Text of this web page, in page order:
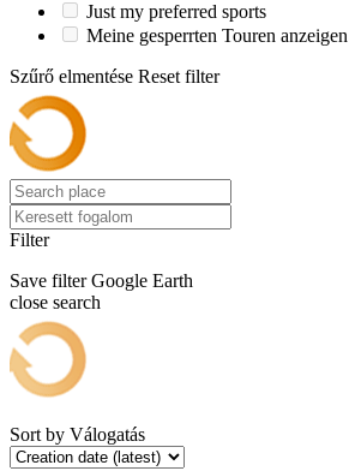
Just my preferred sports
Meine gesperrten Touren anzeigen
Szűrő elmentése Reset filter
Filter
Save filter Google Earth
close search
Sort by Válogatás